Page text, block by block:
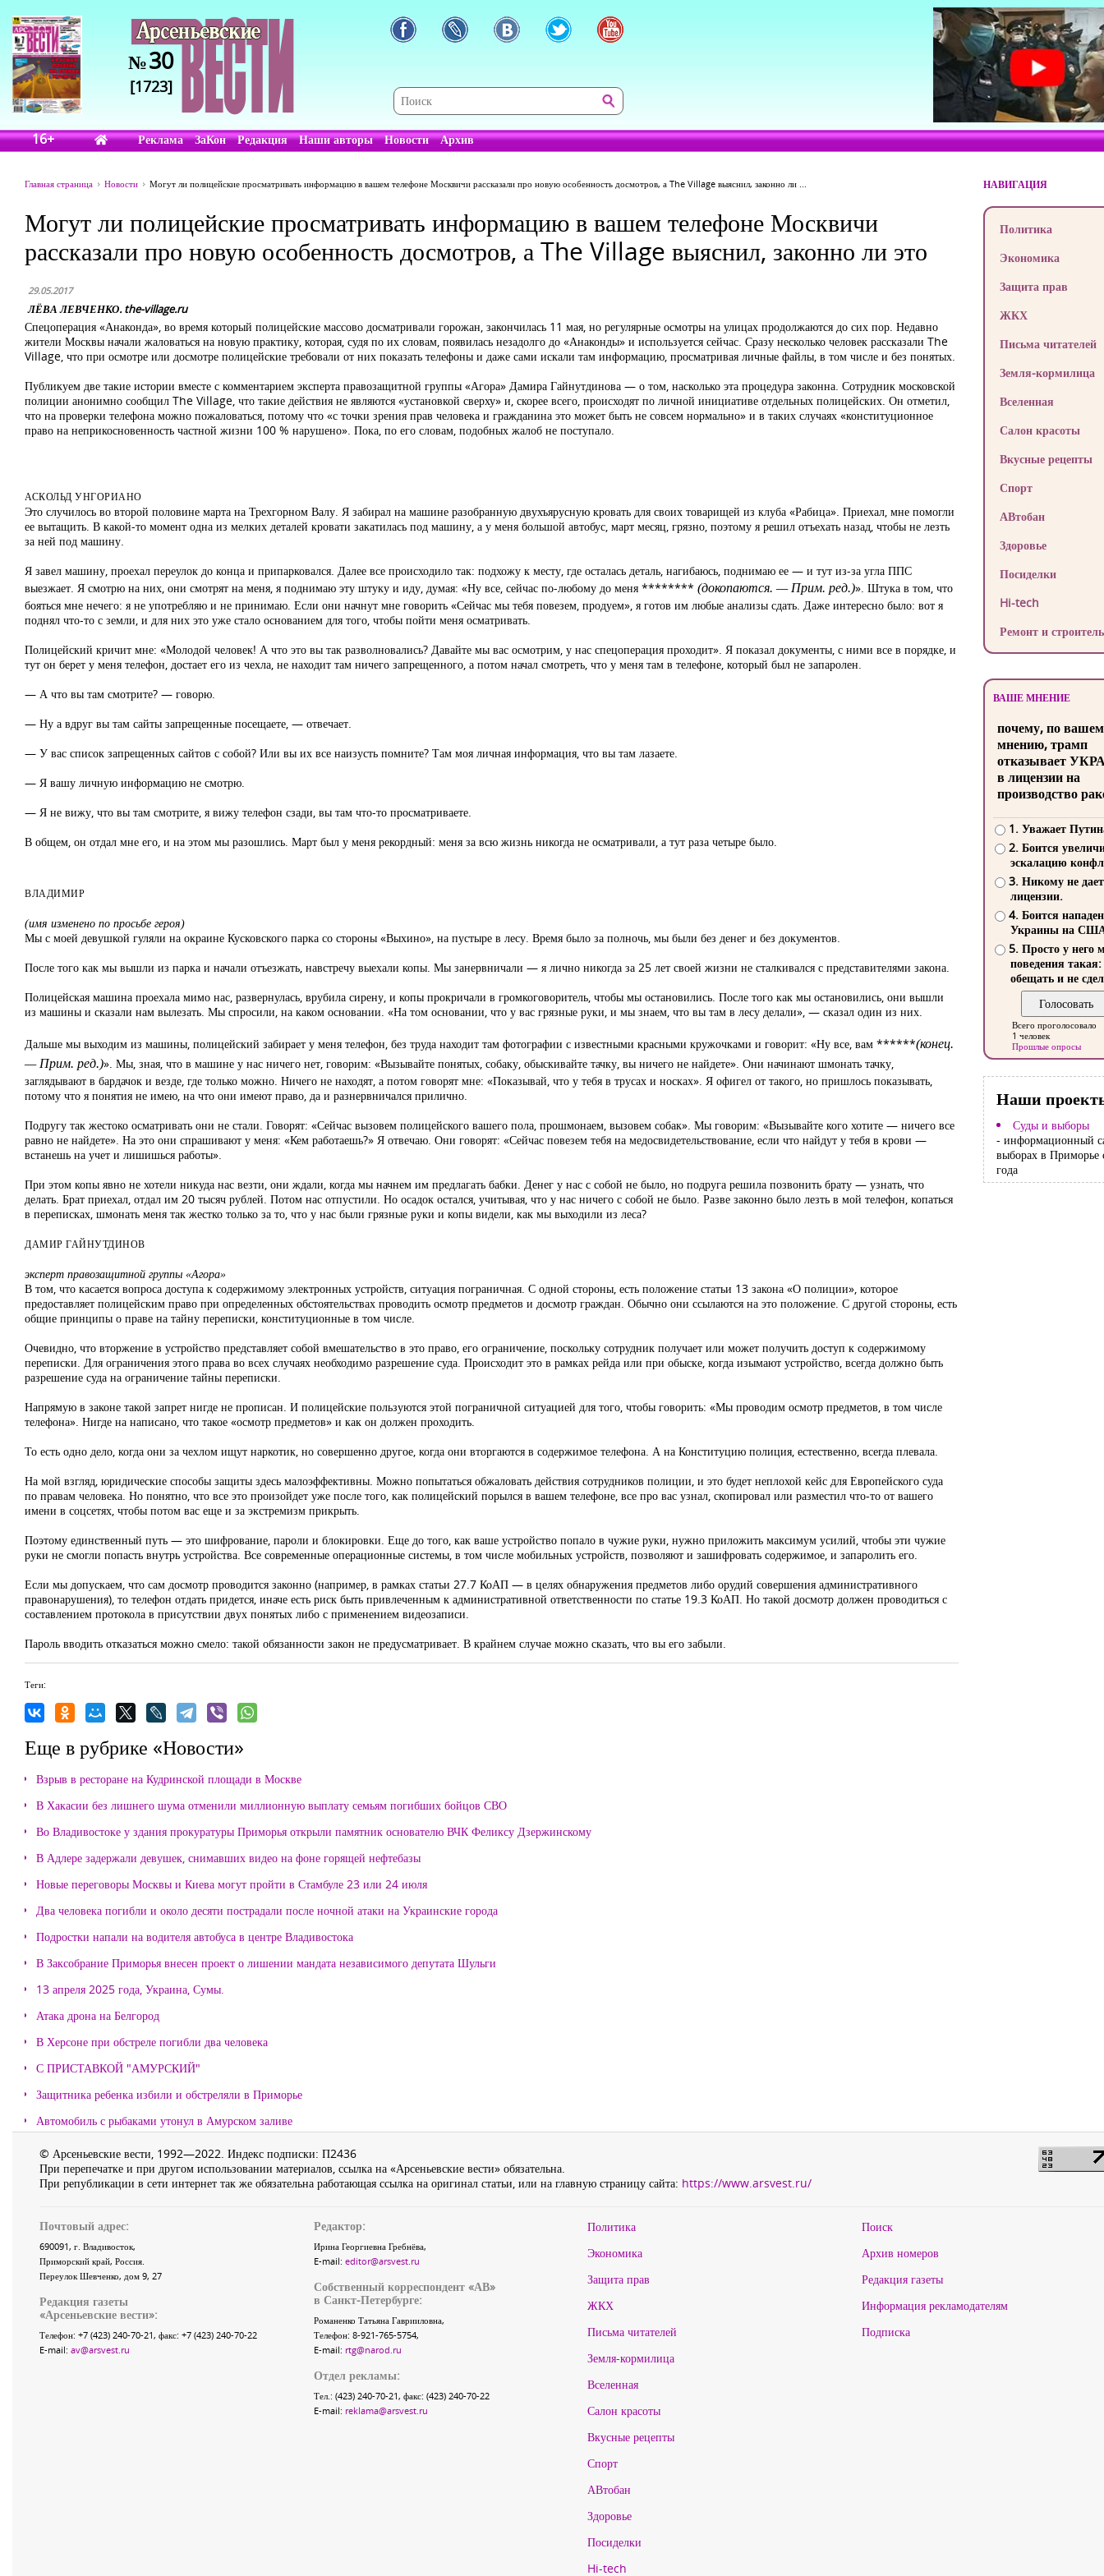
№30
[1723]
16+ Реклама ЗаКон Редакция Наши авторы Новости Архив
Главная страница Новости Могут ли полицейские просматривать информацию в вашем телефоне Москвичи рассказали про новую особенность досмотров, а The Village выяснил, законно ли ...
Могут ли полицейские просматривать информацию в вашем телефоне Москвичи
рассказали про новую особенность досмотров, а The Village выяснил, законно ли это
29.05.2017
ЛЁВА ЛЕВЧЕНКО. the-village.ru
Спецоперация «Анаконда», во время который полицейские массово досматривали горожан, закончилась 11 мая, но регулярные осмотры на улицах продолжаются до сих пор. Недавно
жители Москвы начали жаловаться на новую практику, которая, судя по их словам, появилась незадолго до «Анаконды» и используется сейчас. Сразу несколько человек рассказали The
Village, что при осмотре или досмотре полицейские требовали от них показать телефоны и даже сами искали там информацию, просматривая личные файлы, в том числе и без понятых.
Публикуем две такие истории вместе с комментарием эксперта правозащитной группы «Агора» Дамира Гайнутдинова — о том, насколько эта процедура законна. Сотрудник московской
полиции анонимно сообщил The Village, что такие действия не являются «установкой сверху» и, скорее всего, происходят по личной инициативе отдельных полицейских. Он отметил,
что на проверки телефона можно пожаловаться, потому что «с точки зрения прав человека и гражданина это может быть не совсем нормально» и в таких случаях «конституционное
право на неприкосновенность частной жизни 100 % нарушено». Пока, по его словам, подобных жалоб не поступало.
АСКОЛЬД УНГОРИАНО
Это случилось во второй половине марта на Трехгорном Валу. Я забирал на машине разобранную двухъярусную кровать для своих товарищей из клуба «Рабица». Приехал, мне помогли
ее вытащить. В какой-то момент одна из мелких деталей кровати закатилась под машину, а у меня большой автобус, март месяц, грязно, поэтому я решил отъехать назад, чтобы не лезть
за ней под машину.
Я завел машину, проехал переулок до конца и припарковался. Далее все происходило так: подхожу к месту, где осталась деталь, нагибаюсь, поднимаю ее — и тут из-за угла ППС
выезжает. Я смотрю на них, они смотрят на меня, я поднимаю эту штуку и иду, думая: «Ну все, сейчас по-любому до меня ******** (докопаются. — Прим. ред.)». Штука в том, что
бояться мне нечего: я не употребляю и не принимаю. Если они начнут мне говорить «Сейчас мы тебя повезем, продуем», я готов им любые анализы сдать. Даже интересно было: вот я
поднял что-то с земли, и для них это уже стало основанием для того, чтобы пойти меня осматривать.
Полицейский кричит мне: «Молодой человек! А что это вы так разволновались? Давайте мы вас осмотрим, у нас спецоперация проходит». Я показал документы, с ними все в порядке, и
тут он берет у меня телефон, достает его из чехла, не находит там ничего запрещенного, а потом начал смотреть, что у меня там в телефоне, который был не запаролен.
— А что вы там смотрите? — говорю.
— Ну а вдруг вы там сайты запрещенные посещаете, — отвечает.
— У вас список запрещенных сайтов с собой? Или вы их все наизусть помните? Там моя личная информация, что вы там лазаете.
— Я вашу личную информацию не смотрю.
— Я не вижу, что вы там смотрите, я вижу телефон сзади, вы там что-то просматриваете.
В общем, он отдал мне его, и на этом мы разошлись. Март был у меня рекордный: меня за всю жизнь никогда не осматривали, а тут раза четыре было.
ВЛАДИМИР
(имя изменено по просьбе героя)
Мы с моей девушкой гуляли на окраине Кусковского парка со стороны «Выхино», на пустыре в лесу. Время было за полночь, мы были без денег и без документов.
После того как мы вышли из парка и начали отъезжать, навстречу выехали копы. Мы занервничали — я лично никогда за 25 лет своей жизни не сталкивался с представителями закона.
Полицейская машина проехала мимо нас, развернулась, врубила сирену, и копы прокричали в громкоговоритель, чтобы мы остановились. После того как мы остановились, они вышли
из машины и сказали нам вылезать. Мы спросили, на каком основании. «На том основании, что у вас грязные руки, и мы знаем, что вы там в лесу делали», — сказал один из них.
Дальше мы выходим из машины, полицейский забирает у меня телефон, без труда находит там фотографии с известными красными кружочками и говорит: «Ну все, вам ******(конец.
— Прим. ред.)». Мы, зная, что в машине у нас ничего нет, говорим: «Вызывайте понятых, собаку, обыскивайте тачку, вы ничего не найдете». Они начинают шмонать тачку,
заглядывают в бардачок и везде, где только можно. Ничего не находят, а потом говорят мне: «Показывай, что у тебя в трусах и носках». Я офигел от такого, но пришлось показывать,
потому что я понятия не имею, на что они имеют право, да и разнервничался прилично.
Подругу так жестоко осматривать они не стали. Говорят: «Сейчас вызовем полицейского вашего пола, прошмонаем, вызовем собак». Мы говорим: «Вызывайте кого хотите — ничего все
равно не найдете». На это они спрашивают у меня: «Кем работаешь?» Я отвечаю. Они говорят: «Сейчас повезем тебя на медосвидетельствование, если что найдут у тебя в крови —
встанешь на учет и лишишься работы».
При этом копы явно не хотели никуда нас везти, они ждали, когда мы начнем им предлагать бабки. Денег у нас с собой не было, но подруга решила позвонить брату — узнать, что
делать. Брат приехал, отдал им 20 тысяч рублей. Потом нас отпустили. Но осадок остался, учитывая, что у нас ничего с собой не было. Разве законно было лезть в мой телефон, копаться
в переписках, шмонать меня так жестко только за то, что у нас были грязные руки и копы видели, как мы выходили из леса?
ДАМИР ГАЙНУТДИНОВ
эксперт правозащитной группы «Агора»
В том, что касается вопроса доступа к содержимому электронных устройств, ситуация пограничная. С одной стороны, есть положение статьи 13 закона «О полиции», которое
предоставляет полицейским право при определенных обстоятельствах проводить осмотр предметов и досмотр граждан. Обычно они ссылаются на это положение. С другой стороны, есть
общие принципы о праве на тайну переписки, конституционные в том числе.
Очевидно, что вторжение в устройство представляет собой вмешательство в это право, его ограничение, поскольку сотрудник получает или может получить доступ к содержимому
переписки. Для ограничения этого права во всех случаях необходимо разрешение суда. Происходит это в рамках рейда или при обыске, когда изымают устройство, всегда должно быть
разрешение суда на ограничение тайны переписки.
Напрямую в законе такой запрет нигде не прописан. И полицейские пользуются этой пограничной ситуацией для того, чтобы говорить: «Мы проводим осмотр предметов, в том числе
телефона». Нигде на написано, что такое «осмотр предметов» и как он должен проходить.
То есть одно дело, когда они за чехлом ищут наркотик, но совершенно другое, когда они вторгаются в содержимое телефона. А на Конституцию полиция, естественно, всегда плевала.
На мой взгляд, юридические способы защиты здесь малоэффективны. Можно попытаться обжаловать действия сотрудников полиции, и это будет неплохой кейс для Европейского суда
по правам человека. Но понятно, что все это произойдет уже после того, как полицейский порылся в вашем телефоне, все про вас узнал, скопировал или разместил что-то от вашего
имени в соцсетях, чтобы потом вас еще и за экстремизм прикрыть.
Поэтому единственный путь — это шифрование, пароли и блокировки. Еще до того, как ваше устройство попало в чужие руки, нужно приложить максимум усилий, чтобы эти чужие
руки не смогли попасть внутрь устройства. Все современные операционные системы, в том числе мобильных устройств, позволяют и зашифровать содержимое, и запаролить его.
Если мы допускаем, что сам досмотр проводится законно (например, в рамках статьи 27.7 КоАП — в целях обнаружения предметов либо орудий совершения административного
правонарушения), то телефон отдать придется, иначе есть риск быть привлеченным к административной ответственности по статье 19.3 КоАП. Но такой досмотр должен проводиться с
составлением протокола в присутствии двух понятых либо с применением видеозаписи.
Пароль вводить отказаться можно смело: такой обязанности закон не предусматривает. В крайнем случае можно сказать, что вы его забыли.
Теги:
Еще в рубрике «Новости»
Взрыв в ресторане на Кудринской площади в Москве
В Хакасии без лишнего шума отменили миллионную выплату семьям погибших бойцов СВО
Во Владивостоке у здания прокуратуры Приморья открыли памятник основателю ВЧК Феликсу Дзержинскому
В Адлере задержали девушек, снимавших видео на фоне горящей нефтебазы
Новые переговоры Москвы и Киева могут пройти в Стамбуле 23 или 24 июля
Два человека погибли и около десяти пострадали после ночной атаки на Украинские города
Подростки напали на водителя автобуса в центре Владивостока
В Заксобрание Приморья внесен проект о лишении мандата независимого депутата Шульги
13 апреля 2025 года, Украина, Сумы.
Атака дрона на Белгород
В Херсоне при обстреле погибли два человека
С ПРИСТАВКОЙ "АМУРСКИЙ"
Защитника ребенка избили и обстреляли в Приморье
Автомобиль с рыбаками утонул в Амурском заливе
НАВИГАЦИЯ
Политика
Экономика
Защита прав
ЖКХ
Письма читателей
Земля-кормилица
Вселенная
Салон красоты
Вкусные рецепты
Спорт
АВтобан
Здоровье
Посиделки
Hi-tech
Ремонт и
ВАШЕ МНЕНИЕ
почему, по
мнению, трамп
отказывает
в лицензии на
производство
1. Уважает
2. Боится
эскалацию
3. Никому не
лицензии.
4. Боится
Украины на
5. Просто у него
поведения такая:
обещать и не
Всего проголосовало
1 человек
Прошлые опросы
Наши
Суды и выборы
- информационный
выборах в Приморье
года
© Арсеньевские вести, 1992—2022. Индекс подписки: П2436
При перепечатке и при другом использовании материалов, ссылка на «Арсеньевские вести» обязательна.
При републикации в сети интернет так же обязательна работающая ссылка на оригинал статьи, или на главную страницу сайта: https://www.arsvest.ru/
Почтовый адрес:
690091, г. Владивосток,
Приморский край, Россия.
Переулок Шевченко, дом 9, 27
Редакция газеты
«Арсеньевские вести»:
Телефон: +7 (423) 240-70-21, факс: +7 (423) 240-70-22
E-mail: av@arsvest.ru
Редактор:
Ирина Георгиевна Гребнёва,
E-mail: editor@arsvest.ru
Собственный корреспондент «АВ»
в Санкт-Петербурге:
Романенко Татьяна Гаврииловна,
Телефон: 8-921-765-5754,
E-mail: rtg@narod.ru
Отдел рекламы:
Тел.: (423) 240-70-21, факс: (423) 240-70-22
E-mail: reklama@arsvest.ru
Политика
Экономика
Защита прав
ЖКХ
Письма читателей
Земля-кормилица
Вселенная
Салон красоты
Вкусные рецепты
Спорт
АВтобан
Здоровье
Посиделки
Hi-tech
Поиск
Архив номеров
Редакция газеты
Информация рекламодателям
Подписка